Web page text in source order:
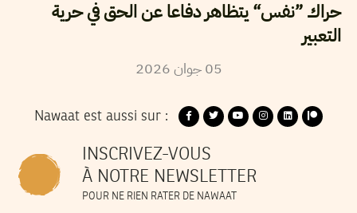
حراك ”نفس“ يتظاهر دفاعا عن الحق في حرية
التعبير
05 جوان2026
Nawaat est aussi sur :
INSCRIVEZ-VOUS
À NOTRE NEWSLETTER
POUR NE RIEN RATER DE NAWAAT